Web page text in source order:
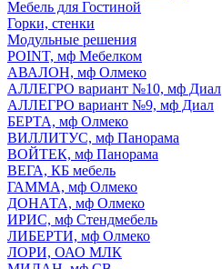
Мебель для Гостиной
Горки, стенки
Модульные решения
POINT, мф Мебелком
АВАЛОН, мф Олмеко
АЛЛЕГРО вариант №10, мф Диал
АЛЛЕГРО вариант №9, мф Диал
БЕРТА, мф Олмеко
ВИЛЛИТУС, мф Панорама
ВОЙТЕК, мф Панорама
ВЕГА, КБ мебель
ГАММА, мф Олмеко
ДОНАТА, мф Олмеко
ИРИС, мф Стендмебель
ЛИБЕРТИ, мф Олмеко
ЛОРИ, ОАО МЛК